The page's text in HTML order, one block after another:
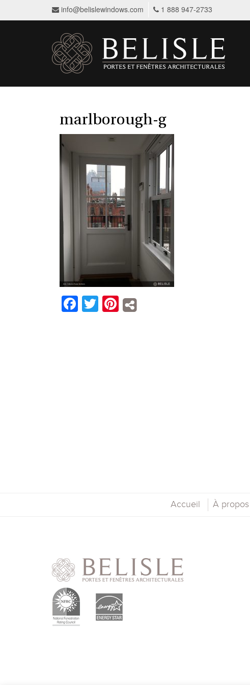
info@belislewindows.com 1 888 947-2733
marlborough-g
Facebook
TwitterPinterest
Accueil À propos